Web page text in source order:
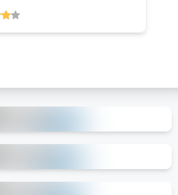
不支持免费测试）